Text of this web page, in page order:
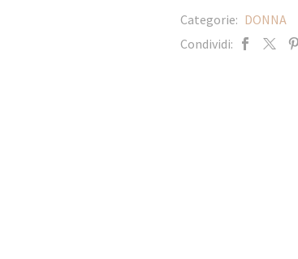
Categorie: DONNA
Condividi: